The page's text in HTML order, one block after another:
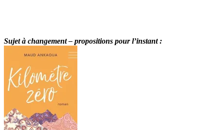
Sujet à changement – propositions pour l’instant :